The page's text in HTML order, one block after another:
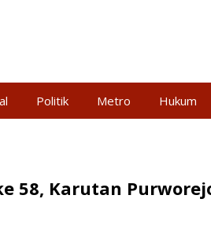
Politik Metro Hukum
58, Karutan